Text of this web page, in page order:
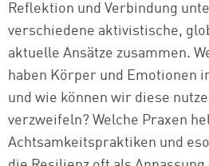
Reflektion und Verbindung
verschiedene aktivistische,
aktuelle Ansätze zusammen.
haben Körper und Emotionen
und wie können wir diese
verzweifeln? Welche Praxen
Achtsamkeitspraktiken und